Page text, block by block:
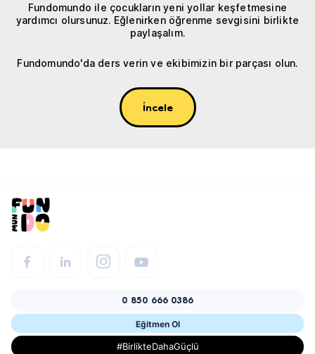
Fundomundo ile çocukların yeni yollar keşfetmesine
yardımcı olursunuz. Eğlenirken öğrenme sevgisini birlikte
paylaşalım.
Fundomundo'da ders verin ve ekibimizin bir parçası olun.
İncele
0 850 666 0386
Eğitmen Ol
#BirlikteDahaGüçlü